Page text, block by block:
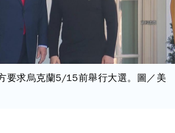
要求烏克蘭5/15前舉行大選。圖／美